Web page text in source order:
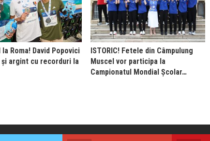
Roma! David Popovici
și argint cu recorduri la
ISTORIC! Fetele din Câmpulung
Muscel vor participa la
Campionatul Mondial Școlar…